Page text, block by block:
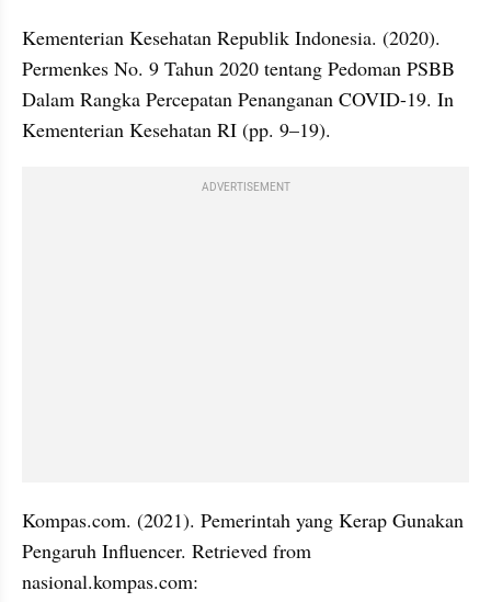
Kementerian Kesehatan Republik Indonesia. (2020).
Permenkes No. 9 Tahun 2020 tentang Pedoman PSBB
Dalam Rangka Percepatan Penanganan COVID-19. In
Kementerian Kesehatan RI (pp. 9–19).
ADVERTISEMENT
Kompas.com. (2021). Pemerintah yang Kerap Gunakan
Pengaruh Influencer. Retrieved from
nasional.kompas.com: